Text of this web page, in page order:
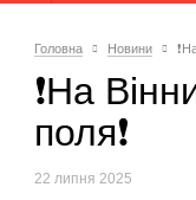
Головна Новини
❗️На
поля❗️
22 липня 2025